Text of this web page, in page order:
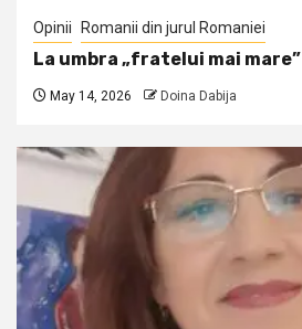
Opinii Romanii din jurul Romaniei
La umbra „fratelui mai mare”
May 14, 2026 Doina Dabija